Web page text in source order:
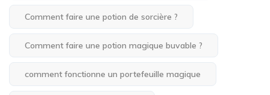
Comment faire une potion de sorcière ?
Comment faire une potion magique buvable ?
comment fonctionne un portefeuille magique